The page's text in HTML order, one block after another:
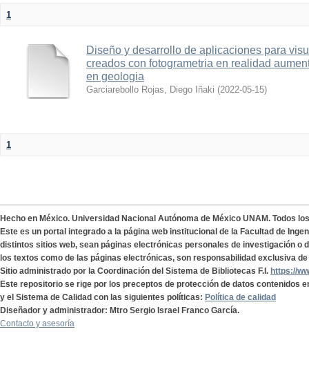
1
Diseño y desarrollo de aplicaciones para
creados con fotogrametria en realidad
en geologia
Garciarebollo Rojas, Diego Iñaki (2022-05-15)
1
Hecho en México. Universidad Nacional Autónoma de México UNAM. Todos
Este es un portal integrado a la página web institucional de la Facultad de
distintos sitios web, sean páginas electrónicas personales de investigación o
los textos como de las páginas electrónicas, son responsabilidad exclusiva
Sitio administrado por la Coordinación del Sistema de Bibliotecas F.I. https://
Este repositorio se rige por los preceptos de protección de datos contenidos
y el Sistema de Calidad con las siguientes políticas: Política de calidad
Diseñador y administrador: Mtro Sergio Israel Franco García.
Contacto y asesoría